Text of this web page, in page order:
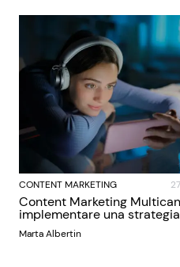
CONTENT MARKETING
Content Marketing
implementare una
Marta Albertin